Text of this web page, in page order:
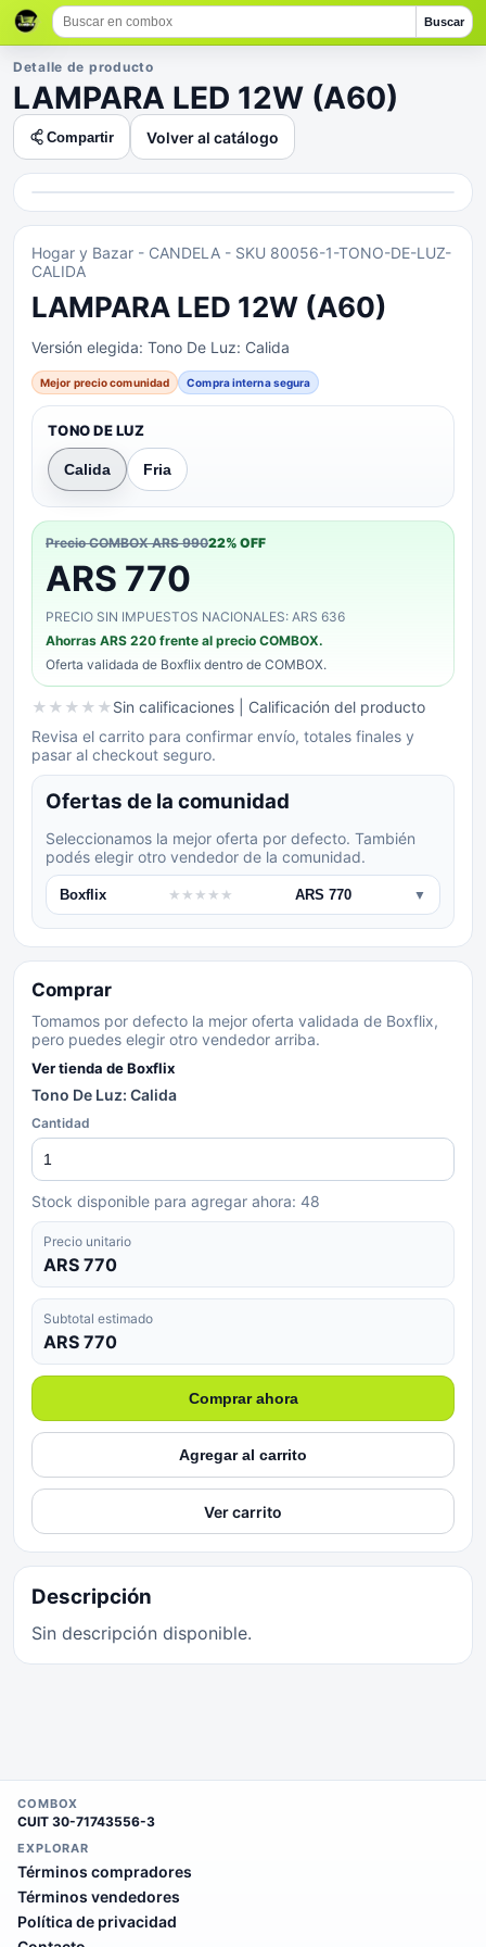
Buscar
Detalle de producto
LAMPARA LED 12W (A60)
Compartir Volver al catálogo
Hogar y Bazar - CANDELA - SKU 80056-1-TONO-DE-LUZ-
CALIDA
LAMPARA LED 12W (A60)
Versión elegida: Tono De Luz: Calida
Mejor precio comunidad Compra interna segura
TONO DE LUZ
Calida Fria
Precio COMBOXARS 99022% OFF
ARS 770
PRECIO SIN IMPUESTOS NACIONALES: ARS 636
Ahorras ARS 220 frente al precio COMBOX.
Oferta validada de Boxflix dentro de COMBOX.
★ ★ ★ ★ ★Sin calificaciones | Calificación del producto
Revisa el carrito para confirmar envío, totales finales y
pasar al checkout seguro.
Ofertas de la comunidad
Seleccionamos la mejor oferta por defecto. También
podés elegir otro vendedor de la comunidad.
Boxflix ★ ★ ★ ★ ★ ARS 770 ▼
Comprar
Tomamos por defecto la mejor oferta validada de Boxflix,
pero puedes elegir otro vendedor arriba.
Ver tienda deBoxflix
Tono De Luz: Calida
Cantidad
Stock disponible para agregar ahora: 48
Precio unitario
ARS 770
Subtotal estimado
ARS 770
Comprar ahora
Agregar al carrito
Ver carrito
Descripción
Sin descripción disponible.
COMBOX
CUIT 30-71743556-3
EXPLORAR
Términos compradores
Términos vendedores
Política de privacidad